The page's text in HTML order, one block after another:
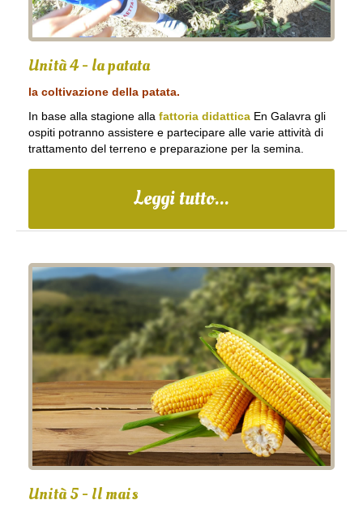
Unità 4 - la patata
la coltivazione della patata.
In base alla stagione alla fattoria didattica En Galavra gli
ospiti potranno assistere e partecipare alle varie attività di
trattamento del terreno e preparazione per la semina.
Leggi tutto...
Unità 5 - Il mais